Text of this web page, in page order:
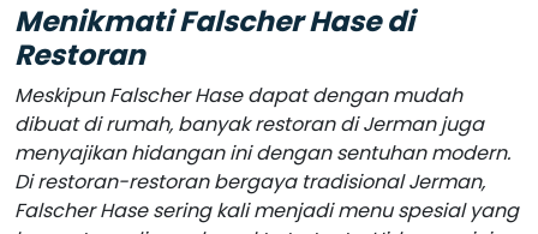
Menikmati Falscher Hase di
Restoran
Meskipun Falscher Hase dapat dengan mudah
dibuat di rumah, banyak restoran di Jerman juga
menyajikan hidangan ini dengan sentuhan modern.
Di restoran-restoran bergaya tradisional Jerman,
Falscher Hase sering kali menjadi menu spesial yang